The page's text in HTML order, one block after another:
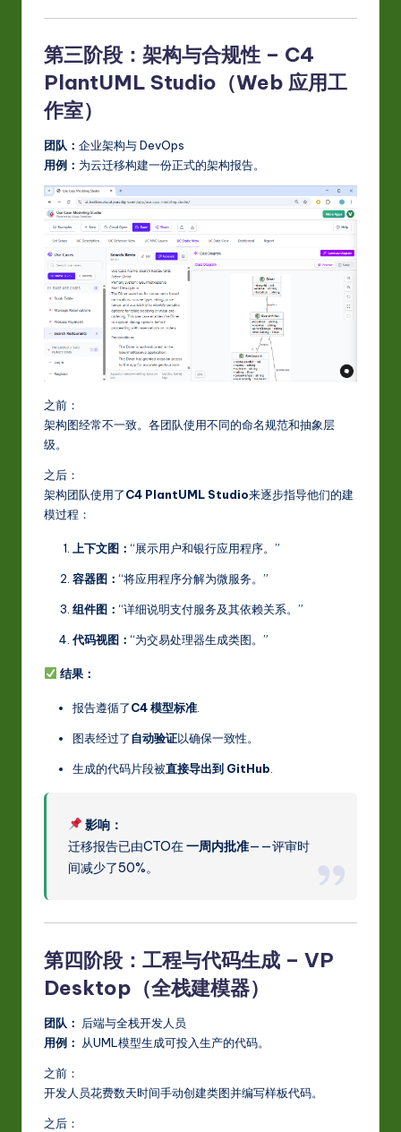
第三阶段：架构与合规性 – C4
PlantUML Studio（Web 应用工
作室）
团队： 企业架构与 DevOps
用例： 为云迁移构建一份正式的架构报告。
之前：
架构图经常不一致。各团队使用不同的命名规范和抽象层
级。
之后：
架构团队使用了C4 PlantUML Studio来逐步指导他们的建
模过程：
上下文图：“展示用户和银行应用程序。”
容器图：“将应用程序分解为微服务。”
组件图：“详细说明支付服务及其依赖关系。”
代码视图：“为交易处理器生成类图。”
结果：
报告遵循了C4 模型标准
图表经过了自动验证以确保一致性。
生成的代码片段被直接导出到 GitHub
影响：
迁移报告已由CTO在一周内批准——评审时
间减少了50%。
第四阶段：工程与代码生成 – VP
Desktop（全栈建模器）
团队：
后端与全栈开发人员
用例：
从UML模型生成可投入生产的代码。
之前：
开发人员花费数天时间手动创建类图并编写样板代码。
之后：